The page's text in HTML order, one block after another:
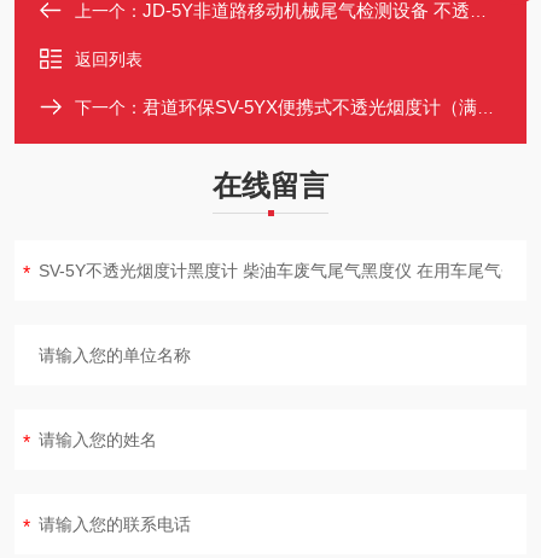
上一个： JD-5Y非道路移动机械尾气检测设备 不透光烟度计 柴油车烟度检测
返回列表
下一个： 君道环保SV-5YX便携式不透光烟度计（满足新标准）
在线留言